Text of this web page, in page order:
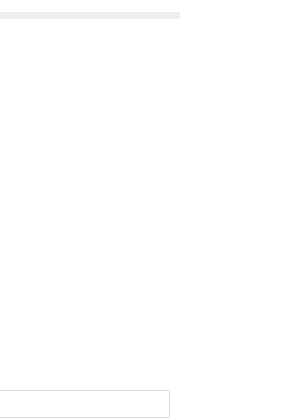
전의 업데이트, 대용량 케이블 사용이